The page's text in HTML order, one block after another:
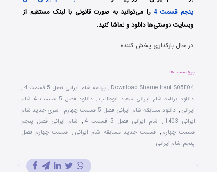
پنجم قسمت 4
را می‌توانید به صورت قانونی با لینک مستقیم از
وبسایت دوستی‌ها دانلود و تماشا کنید.
در حال بارگذاری پخش کننده...
برچسب ها
Download Shame Irani S05E04
, برنامه شام ایرانی فصل 5 قسمت 4
,
دانلود برنامه شام ایرانی سعید ابوطالب,
دانلود فصل 5 قسمت 4 شام
ایرانی , دانلود مسابقه شام ایرانی فصل 5 قسمت چهارم , سری جدید شام
ایرانی 1403
, شام ایرانی فصل 5 قسمت 4 , شام ایرانی فصل پنجم
قسمت چهارم , قسمت جدید مسابقه شام ایرانی , قسمت چهارم فصل
پنجم شام ایرانی